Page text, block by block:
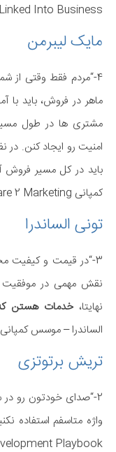
Linked Into Business
مایک لیبرمن
4-“مردم فقط وقتی از
ماهر در فروش، باید با
مشتری ها در طول
امنیت رو ایجاد کنن. در
باید در کل مسیر
کمپانی Square 2 Marketing
تونی الساندرا
3-“در قیمت و کیفیت
نقش مهمی در موفقیت
نهایتا،خدمات هستن
الساندرا – موسس کمپانی Assessments 24×7
تریش برتوتزی
2-“صدای خودتون رو
Playbook